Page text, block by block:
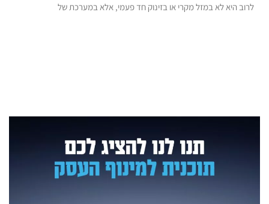
לרוב היא לא במזל מקרי או בזינוק חד פעמי, אלא במערכת של